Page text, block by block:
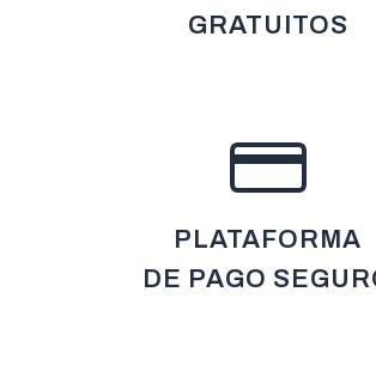
GRATUITOS
PLATAFORMA
DE PAGO